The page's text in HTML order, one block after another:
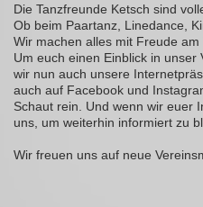
Die Tanzfreunde Ketsch sind
Ob beim Paartanz, Linedance,
Wir machen alles mit Freude
Um euch einen Einblick in
wir nun auch unsere
auch auf Facebook und
Schaut rein. Und wenn wir euer
uns, um weiterhin informiert zu
Wir freuen uns auf neue